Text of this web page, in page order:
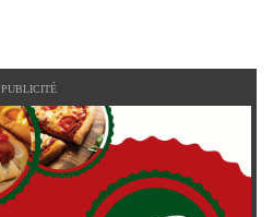
PUBLICITÉ